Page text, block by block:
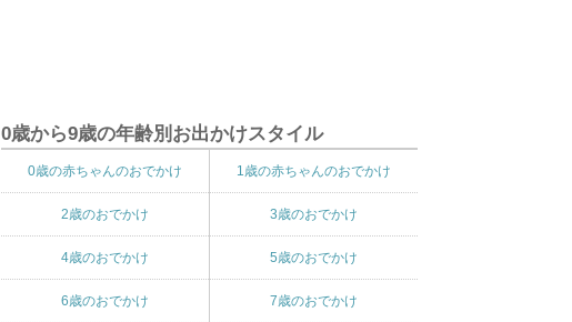
0歳から9歳の年齢別お出かけスタイル
0歳の赤ちゃんのおでかけ 1歳の赤ちゃんのおでかけ
2歳のおでかけ 3歳のおでかけ
4歳のおでかけ 5歳のおでかけ
6歳のおでかけ 7歳のおでかけ